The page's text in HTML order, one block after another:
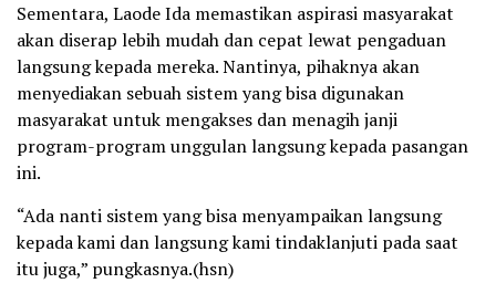
Sementara, Laode Ida memastikan aspirasi masyarakat
akan diserap lebih mudah dan cepat lewat pengaduan
langsung kepada mereka. Nantinya, pihaknya akan
menyediakan sebuah sistem yang bisa digunakan
masyarakat untuk mengakses dan menagih janji
program-program unggulan langsung kepada pasangan
ini.
“Ada nanti sistem yang bisa menyampaikan langsung
kepada kami dan langsung kami tindaklanjuti pada saat
itu juga,” pungkasnya.(hsn)